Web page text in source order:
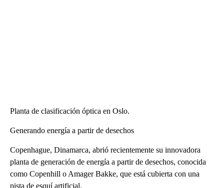
Planta de clasificación óptica en Oslo.
Generando energía a partir de desechos
Copenhague, Dinamarca, abrió recientemente su innovadora
planta de generación de energía a partir de desechos, conocida
como Copenhill o Amager Bakke, que está cubierta con una
pista de esquí artificial.